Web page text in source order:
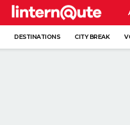
DESTINATIONS CITY BREAK